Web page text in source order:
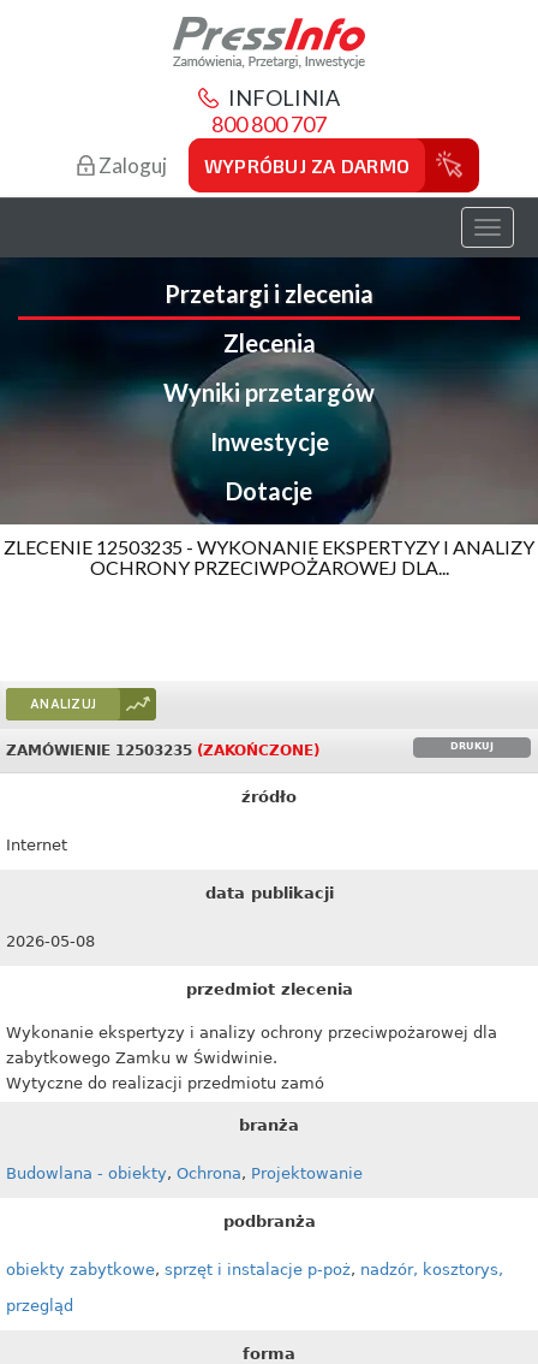
INFOLINIA
800 800 707
Zaloguj WYPRÓBUJ ZA DARMO
Toggle
Przetargi i zlecenia
Zlecenia
Wyniki przetargów
Inwestycje
Dotacje
ZLECENIE 12503235 - WYKONANIE EKSPERTYZY I ANALIZY
OCHRONY PRZECIWPOŻAROWEJ DLA...
ANALIZUJ
DRUKUJ
ZAMÓWIENIE 12503235 (ZAKOŃCZONE)
źródło
Internet
data publikacji
2026-05-08
przedmiot zlecenia
Wykonanie ekspertyzy i analizy ochrony przeciwpożarowej dla
zabytkowego Zamku w Świdwinie.
Wytyczne do realizacji przedmiotu zamó
branża
Budowlana - obiekty, Ochrona, Projektowanie
podbranża
obiekty zabytkowe, sprzęt i instalacje p-poż, nadzór, kosztorys,
przegląd
forma